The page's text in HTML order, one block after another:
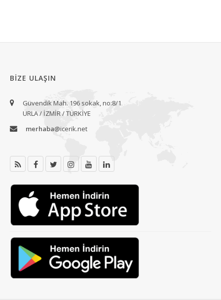
BIZE ULAŞIN
Güvendik Mah. 196 sokak, no:8/1
URLA / İZMİR / TÜRKİYE
merhaba@icerik.net